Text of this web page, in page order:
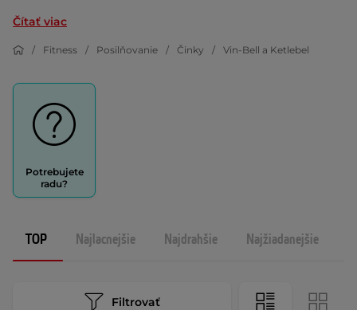
Čítať viac
Fitness Posilňovanie Činky Vin-Bell a Ketlebel
Potrebujete
radu?
TOP Najlacnejšie Najdrahšie Najžiadanejšie
Filtrovať